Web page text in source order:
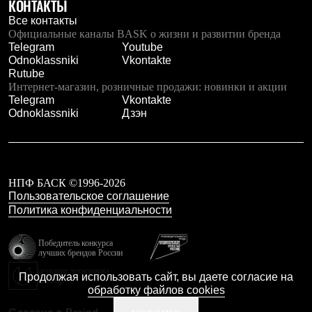
Чуни
Уход за обувью
Аксессуары
Головные уборы
Шапки
Балаклавы и маски
Кепки и бейсболки
Повязки
Шарфы
Перчатки и рукавицы
Носки
Полезные аксессуары
Брелки
Шевроны
Опушки
Уход за одеждой
КОНТАКТЫ
Все контакты
Официальные каналы BASK о жизни и развитии бренда
Telegram
Youtube
Odnoklassniki
Vkontakte
Rutube
Интернет-магазин, розничные продажи: новинки и акции
Telegram
Vkontakte
Odnoklassniki
Дзэн
НПФ БАСК ©1996-2026
Пользовательское соглашение
Политика конфиденциальности
Победитель конкурса
лучших брендов России
Калибр
Продолжая использовать сайт, вы даете согласие на
обработку файлов cookies